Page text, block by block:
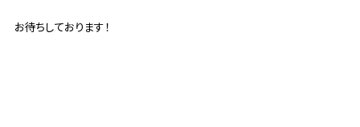
お待ちしております！